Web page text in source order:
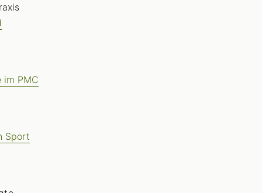
PMC
Sport